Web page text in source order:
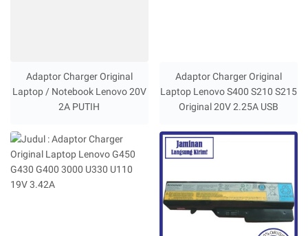
Adaptor Charger Original
Laptop / Notebook Lenovo 20V
2A PUTIH
Adaptor Charger Original
Laptop Lenovo S400 S210 S215
Original 20V 2.25A USB